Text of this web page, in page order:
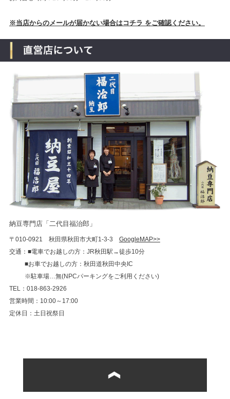
※当店からのメールが届かない場合はコチラ をご確認ください。
納豆専門店「二代目福治郎」
〒010-0921 秋田県秋田市大町1-3-3 GoogleMAP>>
交通：■電車でお越しの方：JR秋田駅→徒歩10分
■お車でお越しの方：秋田道秋田中央IC
※駐車場…無(NPCパーキングをご利用ください)
TEL：018-863-2926
営業時間：10:00～17:00
定休日：土日祝祭日